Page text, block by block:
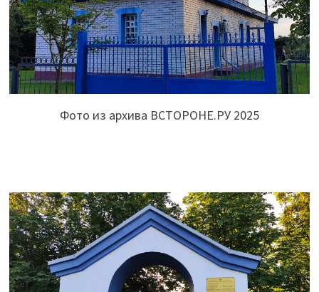
Фото из архива ВСТОРОНЕ.РУ 2025